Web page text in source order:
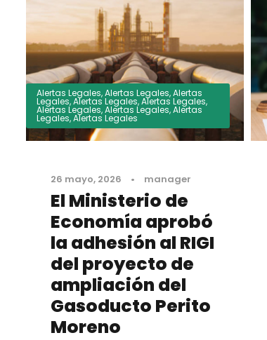
Alertas Legales,Alertas Legales,Alertas
Legales,Alertas Legales,Alertas Legales,
Alertas Legales,Alertas Legales,Alertas
Legales,Alertas Legales
26 mayo, 2026 • manager
El Ministerio de
Economía aprobó
la adhesión al RIGI
del proyecto de
ampliación del
Gasoducto Perito
Moreno